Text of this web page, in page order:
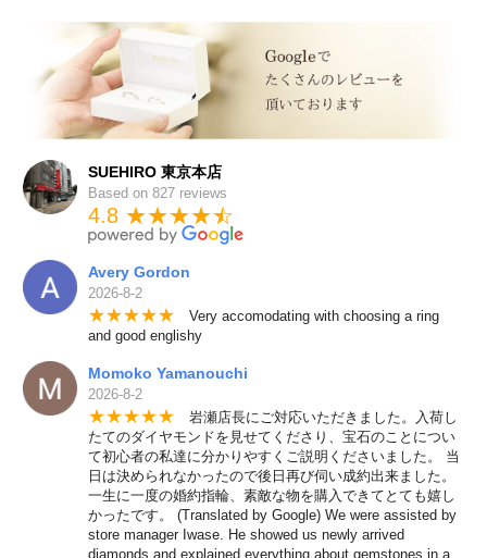
SUEHIRO 東京本店
Based on 827 reviews
4.8 ★★★★★
☆
Avery Gordon
2026-8-2
★★★★★ Very accomodating with choosing a ring
and good englishy
Momoko Yamanouchi
2026-8-2
★★★★★ 岩瀬店長にご対応いただきました。入荷し
たてのダイヤモンドを見せてくださり、宝石のことについ
て初心者の私達に分かりやすくご説明くださいました。 当
日は決められなかったので後日再び伺い成約出来ました。
一生に一度の婚約指輪、素敵な物を購入できてとても嬉し
かったです。 (Translated by Google) We were assisted by
store manager Iwase. He showed us newly arrived
diamonds and explained everything about gemstones in a